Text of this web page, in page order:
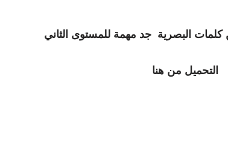
البصرية جد مهمة للمستوى الثاني
التحميل من هنا